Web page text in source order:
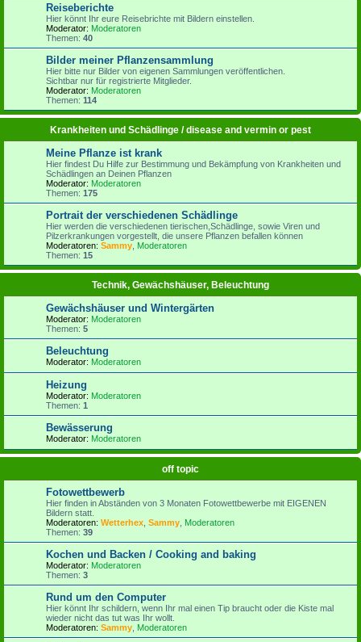
Reiseberichte
Hier könnt Ihr eure Reisebrichte mit Bildern einstellen.
Moderator: Moderatoren
Themen: 40
Bilder meiner Pflanzensammlung
Hier bitte nur Bilder von eigenen Sammlungen veröffentlichen.
Sichtbar nur für registrierte Mitglieder.
Moderator: Moderatoren
Themen: 114
Krankheiten und Schädlinge / disease and vermin or pest
Meine Pflanze ist krank
Hier findest Du Hilfe zur Bestimmung und Bekämpfung von Krankheiten und
Schädlingen an Deinen Pflanzen
Moderator: Moderatoren
Themen: 175
Portrait der verschiedenen Schädlinge
Hier werden die verschiedenen tierischen,Schädlinge, sowie Viren und
Pilzerkrankungen vorgestellt, die unsere Pflanzen befallen können
Moderatoren: Sammy Moderatoren
Themen: 15
Technik, Gewächshäuser, Beleuchtung
Gewächshäuser und Wintergärten
Moderator: Moderatoren
Themen: 5
Beleuchtung
Moderator: Moderatoren
Heizung
Moderator: Moderatoren
Themen: 1
Bewässerung
Moderator: Moderatoren
off topic
Fotowettbewerb
Hier finden in Abständen von 3 Monaten Fotowettbewerbe mit EIGENEN
Bildern statt.
Moderatoren: Wetterhex Sammy Moderatoren
Themen: 39
Kochen und Backen / Cooking and baking
Moderator: Moderatoren
Themen: 3
Rund um den Computer
Hier könnt Ihr schildern, wenn Ihr mal einen Tip braucht oder die Kiste mal
wieder nicht das tut was Ihr wollt.
Moderatoren: Sammy Moderatoren